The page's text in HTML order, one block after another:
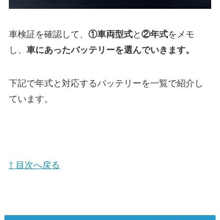
車検証を確認して、 ①車両型式と ②年式をメモ
し、 車にあったバッテリーを選んでいきます。
下記で年式と対応するバッテリーを一覧で紹介し
ています。
⇧ 目次へ戻る